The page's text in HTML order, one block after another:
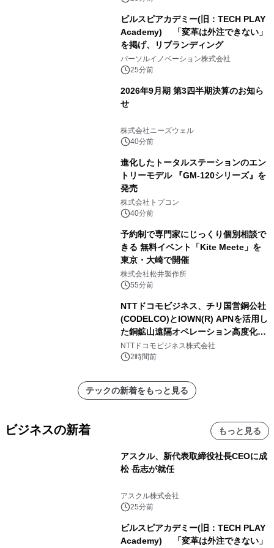
ビルスピアカデミー(旧：TECH PLAY
Academy) 「変革は外注できない」
を掲げ、リブランディング
パーソルイノベーション株式会社
25分前
2026年9月期 第3四半期決算のお知ら
せ
株式会社ニーズウェル
40分前
進化したトータルステーションのエン
トリーモデル 『GM-120シリーズ』を
発売
株式会社トプコン
40分前
予約制で専門家にじっくり個別相談で
きる 無料イベント「Kite Meete」を
東京・大崎で開催
株式会社松井製作所
55分前
NTTドコモビジネス、チリ国営銅公社
(CODELCO)とIOWN(R) APNを活用し
た銅鉱山遠隔オペレーション高度化に
向けた調査・実証を開始
NTTドコモビジネス株式会社
2時間前
テックの新着をもっと見る
ビジネスの新着 もっと見る
アスクル、新代表取締役社長CEOに成
松 岳志が就任
アスクル株式会社
25分前
ビルスピアカデミー(旧：TECH PLAY
Academy) 「変革は外注できない」